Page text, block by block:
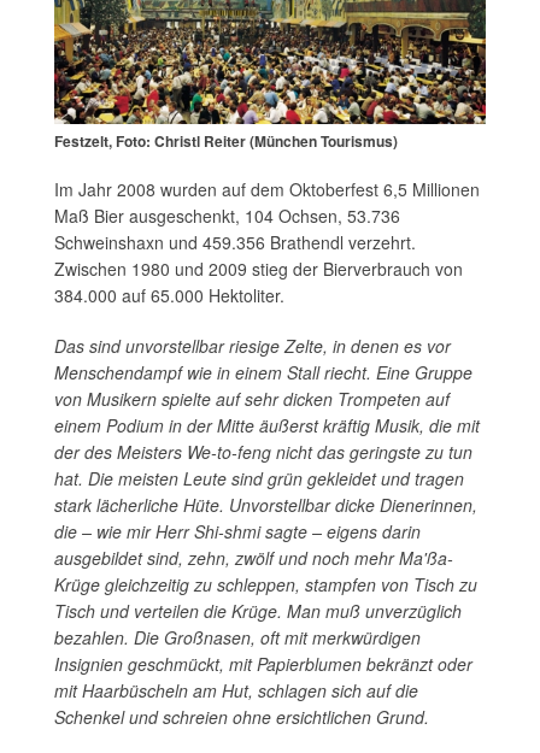
Festzelt, Foto: Christl Reiter (München Tourismus)
Im Jahr 2008 wurden auf dem Oktoberfest 6,5 Millionen
Maß Bier ausgeschenkt, 104 Ochsen, 53.736
Schweinshaxn und 459.356 Brathendl verzehrt.
Zwischen 1980 und 2009 stieg der Bierverbrauch von
384.000 auf 65.000 Hektoliter.
Das sind unvorstellbar riesige Zelte, in denen es vor
Menschendampf wie in einem Stall riecht. Eine Gruppe
von Musikern spielte auf sehr dicken Trompeten auf
einem Podium in der Mitte äußerst kräftig Musik, die mit
der des Meisters We-to-feng nicht das geringste zu tun
hat. Die meisten Leute sind grün gekleidet und tragen
stark lächerliche Hüte. Unvorstellbar dicke Dienerinnen,
die – wie mir Herr Shi-shmi sagte – eigens darin
ausgebildet sind, zehn, zwölf und noch mehr Ma'ßa-
Krüge gleichzeitig zu schleppen, stampfen von Tisch zu
Tisch und verteilen die Krüge. Man muß unverzüglich
bezahlen. Die Großnasen, oft mit merkwürdigen
Insignien geschmückt, mit Papierblumen bekränzt oder
mit Haarbüscheln am Hut, schlagen sich auf die
Schenkel und schreien ohne ersichtlichen Grund.